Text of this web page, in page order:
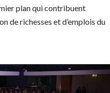
plan qui contribuent
de richesses et d’emplois du